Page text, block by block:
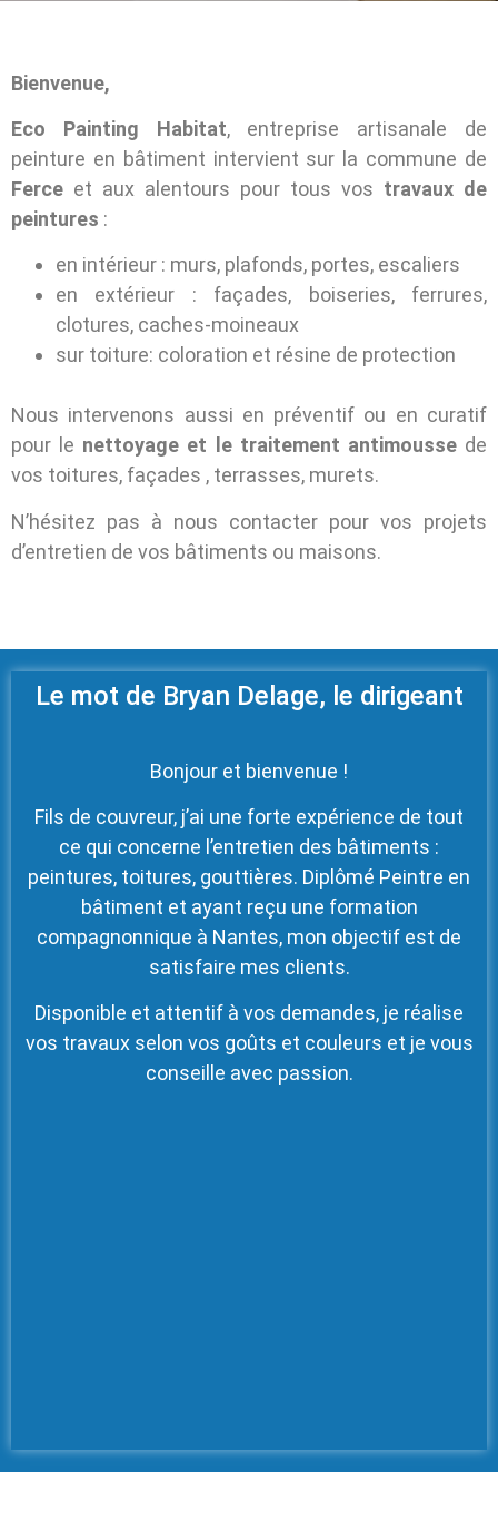
Bienvenue,
Eco Painting Habitat, entreprise artisanale de
peinture en bâtiment intervient sur la commune de
Ferce et aux alentours pour tous vos travaux de
peintures :
en intérieur : murs, plafonds, portes, escaliers
en extérieur : façades, boiseries, ferrures,
clotures, caches-moineaux
sur toiture: coloration et résine de protection
Nous intervenons aussi en préventif ou en curatif
pour le nettoyage et le traitement antimoussede
vos toitures, façades , terrasses, murets.
N’hésitez pas à nous contacter pour vos projets
d’entretien de vos bâtiments ou maisons.
Le mot de Bryan Delage, le dirigeant
Bonjour et bienvenue !
Fils de couvreur, j’ai une forte expérience de tout
ce qui concerne l’entretien des bâtiments :
peintures, toitures, gouttières. Diplômé Peintre en
bâtiment et ayant reçu une formation
compagnonnique à Nantes, mon objectif est de
satisfaire mes clients.
Disponible et attentif à vos demandes, je réalise
vos travaux selon vos goûts et couleurs et je vous
conseille avec passion.